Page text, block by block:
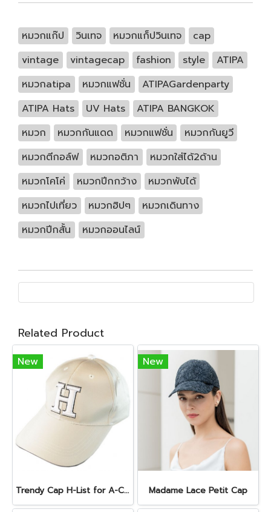
หมวกแก๊ป วินเทจ หมวกแก็ปวินเทจ
cap
vintage
vintagecap fashion style
ATIPA
หมวกatipa
หมวกแฟชั่น
ATIPAGardenparty
ATIPA Hats
UV Hats
ATIPA BANGKOK
หมวก
หมวกกันแดด หมวกแฟชั่น
หมวกกันยูวี
หมวกตีกอล์ฟ
หมวกอติภา
หมวกใส่ได้2ด้าน
หมวกโคโค่
หมวกปีกกว้าง
หมวกพับได้
หมวกไปเที่ยว
หมวกฮิปๆ
หมวกเดินทาง
หมวกปีกสั้น
หมวกออนไลน์
Related Product
New
Trendy Cap H-List for A-Class Lifestyle
New
Madame Lace Petit Cap